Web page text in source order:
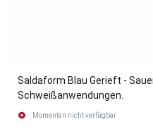
Saldaform Blau Gerieft -
Schweißanwendungen.
Momentan nicht verfügbar